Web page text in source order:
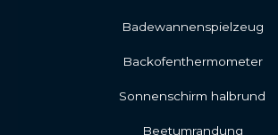
Badewannenspielzeug
Backofenthermometer
Sonnenschirm halbrund
Beetumrandung